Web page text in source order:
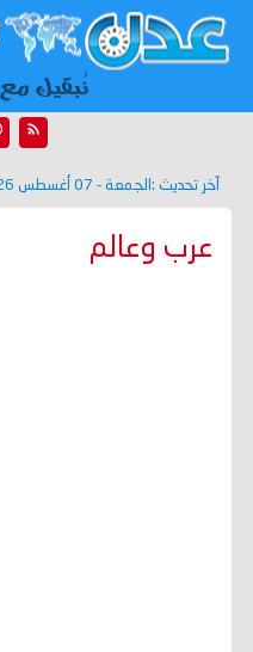
آخر تحديث : الجمعة - 07 أغسطس 2026 - 09:47 م
عرب وعالم